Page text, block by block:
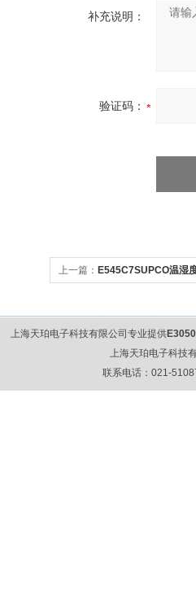
补充说明：
验证码：
上一篇： E545C7SUPCO温湿
上海天珀电子科技有限公司专业提供
上海天珀电子科
联系电话：021-